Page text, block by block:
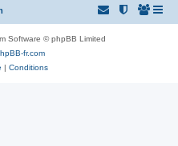
Software © phpBB Limited
fr.com
| Conditions